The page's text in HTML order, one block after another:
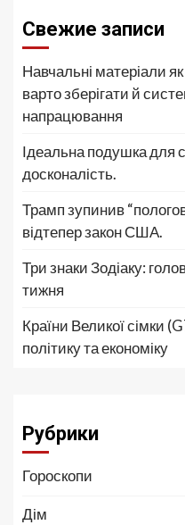
Свежие записи
Навчальні матеріали
варто зберігати й
напрацювання
Ідеальна подушка для
досконалість.
Трамп зупинив
відтепер закон США.
Три знаки Зодіаку:
тижня
Країни Великої сімки
політику та економіку
Рубрики
Гороскопи
Дім